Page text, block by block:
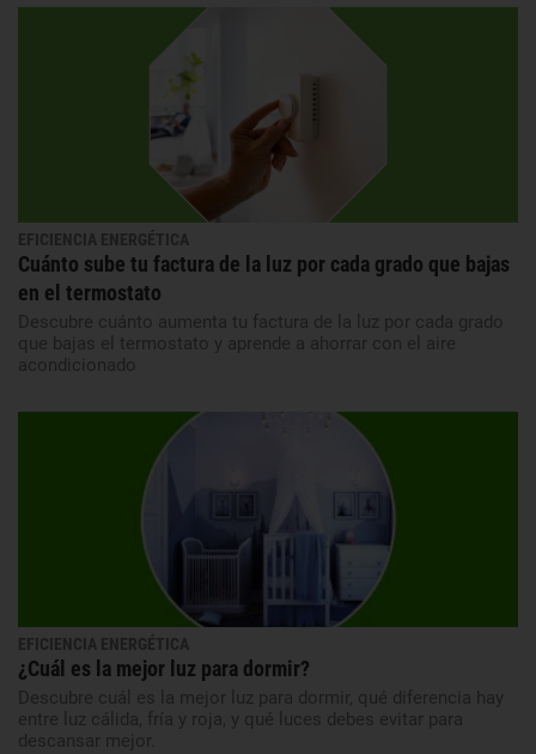
EFICIENCIA ENERGÉTICA
Cuánto sube tu factura de la luz por cada grado que bajas
en el termostato
Descubre cuánto aumenta tu factura de la luz por cada grado
que bajas el termostato y aprende a ahorrar con el aire
acondicionado
EFICIENCIA ENERGÉTICA
¿Cuál es la mejor luz para dormir?
Descubre cuál es la mejor luz para dormir, qué diferencia hay
entre luz cálida, fría y roja, y qué luces debes evitar para
descansar mejor.